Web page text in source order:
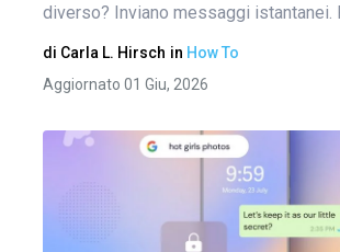
diverso? Inviano messaggi istantanei.
di Carla L. Hirsch in How To
Aggiornato 01 Giu, 2026